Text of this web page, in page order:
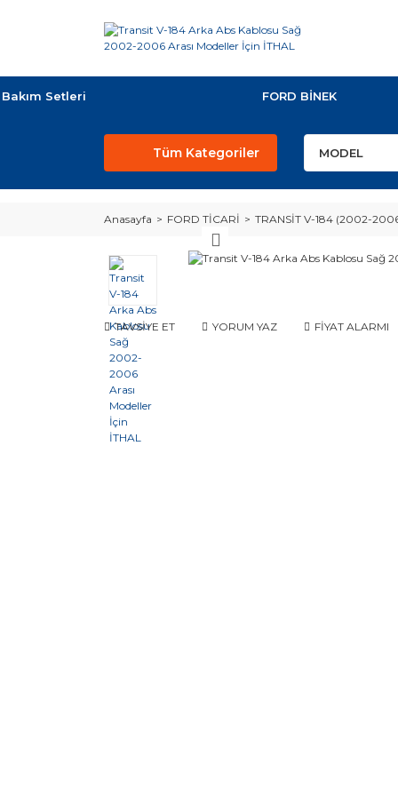
Bakım Setleri FORD BİNEK
Tüm Kategoriler
Anasayfa FORD TİCARİ TRANSİT V-184 (2002-
TAVSİYE ET YORUM YAZ FİYAT ALARMI